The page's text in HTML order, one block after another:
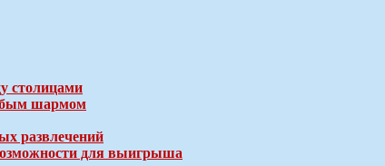
столицами
шармом
развлечений
для выигрыша